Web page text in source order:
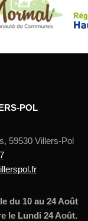
POL
59530 Villers-Pol
du 10 au 24 Août
le Lundi 24 Août.